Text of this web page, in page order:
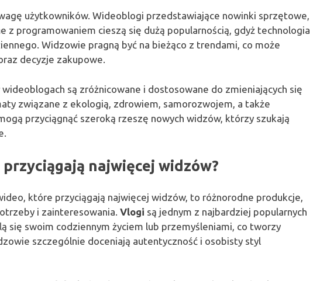
użytkowników. Wideoblogi przedstawiające nowinki sprzętowe,
z programowaniem cieszą się dużą popularnością, gdyż technologia
Widzowie pragną być na bieżąco z trendami, co może
decyzje zakupowe.
są zróżnicowane i dostosowane do zmieniających się
związane z ekologią, zdrowiem, samorozwojem, a także
przyciągnąć szeroką rzeszę nowych widzów, którzy szukają
najwięcej widzów?
które przyciągają najwięcej widzów, to różnorodne produkcje,
i zainteresowania. Vlogi są jednym z najbardziej popularnych
się swoim codziennym życiem lub przemyśleniami, co tworzy
szczególnie doceniają autentyczność i osobisty styl